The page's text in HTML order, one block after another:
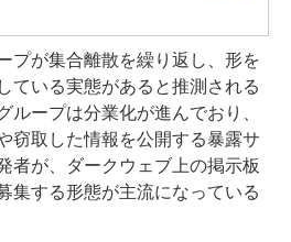
プが集合離散を繰り返し、形を
ている実態があると推測される
ループは分業化が進んでおり、
窃取した情報を公開する暴露サ
者が、ダークウェブ上の掲示板
集する形態が主流になっている